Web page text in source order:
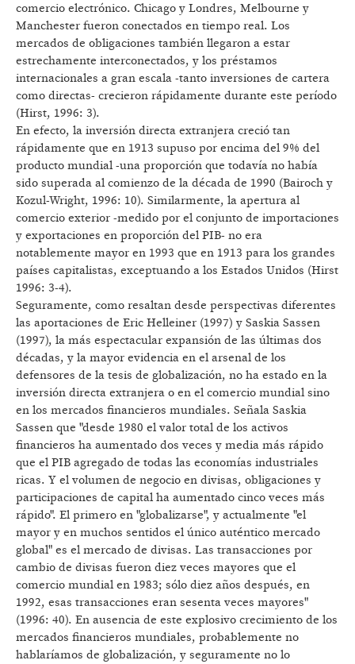
comercio electrónico. Chicago y Londres, Melbourne y
Manchester fueron conectados en tiempo real. Los
mercados de obligaciones también llegaron a estar
estrechamente interconectados, y los préstamos
internacionales a gran escala -tanto inversiones de cartera
como directas- crecieron rápidamente durante este período
(Hirst, 1996: 3).
En efecto, la inversión directa extranjera creció tan
rápidamente que en 1913 supuso por encima del 9% del
producto mundial -una proporción que todavía no había
sido superada al comienzo de la década de 1990 (Bairoch y
Kozul-Wright, 1996: 10). Similarmente, la apertura al
comercio exterior -medido por el conjunto de importaciones
y exportaciones en proporción del PIB- no era
notablemente mayor en 1993 que en 1913 para los grandes
países capitalistas, exceptuando a los Estados Unidos (Hirst
1996: 3-4).
Seguramente, como resaltan desde perspectivas diferentes
las aportaciones de Eric Helleiner (1997) y Saskia Sassen
(1997), la más espectacular expansión de las últimas dos
décadas, y la mayor evidencia en el arsenal de los
defensores de la tesis de globalización, no ha estado en la
inversión directa extranjera o en el comercio mundial sino
en los mercados financieros mundiales. Señala Saskia
Sassen que "desde 1980 el valor total de los activos
financieros ha aumentado dos veces y media más rápido
que el PIB agregado de todas las economías industriales
ricas. Y el volumen de negocio en divisas, obligaciones y
participaciones de capital ha aumentado cinco veces más
rápido". El primero en "globalizarse", y actualmente "el
mayor y en muchos sentidos el único auténtico mercado
global" es el mercado de divisas. Las transacciones por
cambio de divisas fueron diez veces mayores que el
comercio mundial en 1983; sólo diez años después, en
1992, esas transacciones eran sesenta veces mayores"
(1996: 40). En ausencia de este explosivo crecimiento de los
mercados financieros mundiales, probablemente no
hablaríamos de globalización, y seguramente no lo